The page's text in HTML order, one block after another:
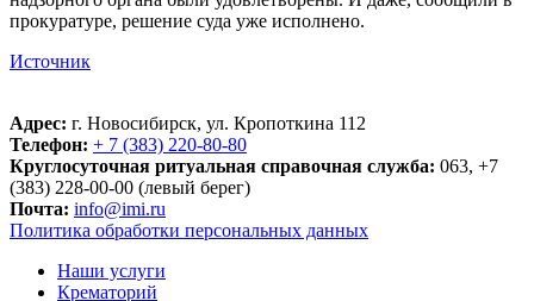
прокуратуре, решение суда уже исполнено.
Источник
Адрес: г. Новосибирск, ул. Кропоткина 112
Телефон: + 7 (383) 220-80-80
Круглосуточная ритуальная справочная служба: 063, +7
(383) 228-00-00 (левый берег)
Почта: info@imi.ru
Политика обработки персональных данных
Наши услуги
Крематорий